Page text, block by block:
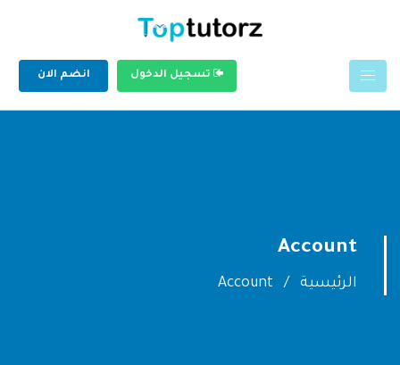
تسجيل الدخول انضم الان
Account
الرئيسية Account